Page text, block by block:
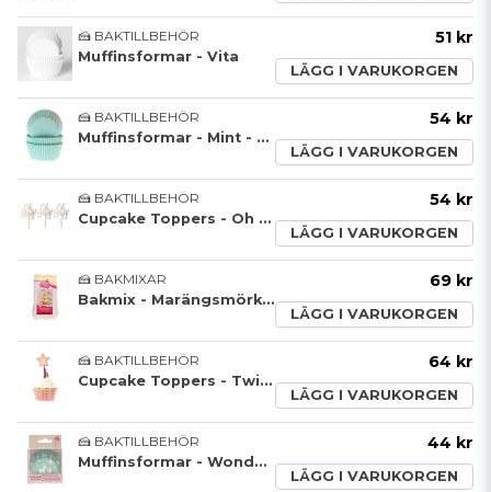
🍰 BAKTILLBEHÖR
Muffinsformar - Vita
51 kr
LÄGG I VARUKORGEN
🍰 BAKTILLBEHÖR
Muffinsformar - Mint - 50-pack
54 kr
LÄGG I VARUKORGEN
🍰 BAKTILLBEHÖR
Cupcake Toppers - Oh Baby
54 kr
LÄGG I VARUKORGEN
🍰 BAKMIXAR
Bakmix - Marängsmörkräm
69 kr
LÄGG I VARUKORGEN
🍰 BAKTILLBEHÖR
Cupcake Toppers - Twinkle
64 kr
LÄGG I VARUKORGEN
🍰 BAKTILLBEHÖR
Muffinsformar - Wonderland - Mint
44 kr
LÄGG I VARUKORGEN